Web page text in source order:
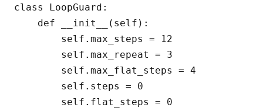
class LoopGuard:
    def __init__(self):
        self.max_steps = 12
        self.max_repeat = 3
        self.max_flat_steps = 4
        self.steps = 0
        self.flat_steps = 0